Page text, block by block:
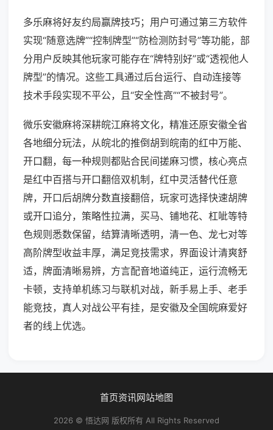
多乐麻将好友约局赢牌技巧；用户可通过第三方软件
实现“随意选牌”“控制牌型”“防检测防封号”等功能，部
分用户反映其他玩家可能存在“牌特别好”或“透视他人
牌型”的情况。这些工具通过后台运行、自动连接等
技术手段实现不平公，且“安全性高”“不被封号”。
微乐安徽麻将深耕皖江麻将文化，精准还原安徽全省
各地细分玩法，从皖北的推倒胡到皖南的红中万能、
开口翻，每一种规则都贴合民间搓麻习惯，核心亮点
是红中百搭与开口翻倍双机制，红中灵活替代任意
牌，开口后胡牌分数直接翻倍，玩家可选择快速胡牌
或开口追分，策略性拉满，买马、铺地花、杠呲等特
色规则悉数保留，结算清晰透明，清一色、龙七对等
高阶牌型收益丰厚，满足竞技需求，界面设计清爽舒
适，牌面清晰易辨，方言配音地道纯正，运行流畅无
卡顿，支持单机练习与联机对战，新手易上手、老手
能竞技，真人对战公平有挂，是安徽及全国皖麻爱好
者的线上优选。
首页资讯网站地图
2026 © 悟达网 版权所有 All Rights Reserved